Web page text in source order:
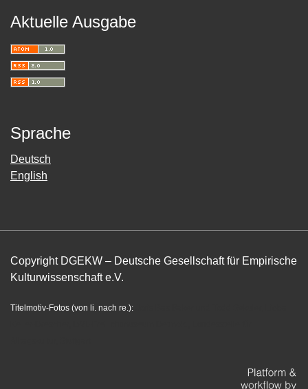
Aktuelle Ausgabe
Sprache
Deutsch
English
Copyright DGEKW – Deutsche Gesellschaft für Empirische
Kulturwissenschaft e.V.
Titelmotiv-Fotos (von li. nach re.):